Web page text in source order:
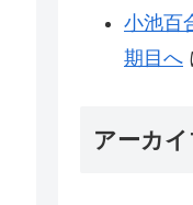
小池百
期目へ
アーカ